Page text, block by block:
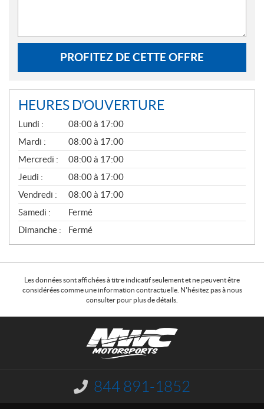
PROFITEZ DE CETTE OFFRE
HEURES D'OUVERTURE
G
É
N
É
R
A
L
Lundi :
08:00 à 17:00
Mardi :
08:00 à 17:00
Mercredi :
08:00 à 17:00
Jeudi :
08:00 à 17:00
Vendredi :
08:00 à 17:00
Samedi :
Fermé
Dimanche :
Fermé
Les données sont affichées à titre indicatif seulement et ne peuvent être
considérées comme une information contractuelle. N'hésitez pas à nous
consulter pour plus de détails.
I
n
844 891-1852